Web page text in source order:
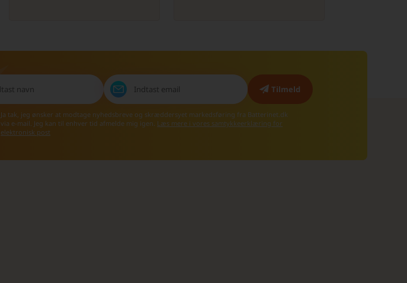
Ja tak, jeg ønsker at modtage nyhedsbreve og skræddersyet markedsføring fra Batterinet.dk
via e-mail. Jeg kan til enhver tid afmelde mig igen. Læs mere i vores samtykkeerklæring for
elektronisk post